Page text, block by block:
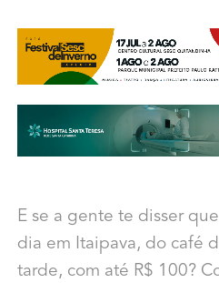
E se a gente te disser
dia em Itaipava, do café
tarde, com até R$ 100?